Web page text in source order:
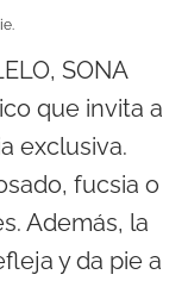
SONA
que invita a
exclusiva.
fucsia o
Además, la
y da pie a